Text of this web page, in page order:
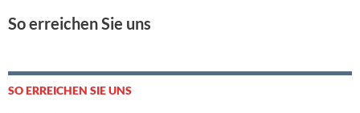
So erreichen Sie uns
SO ERREICHEN SIE UNS